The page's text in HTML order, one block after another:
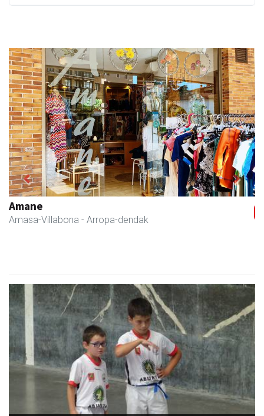
Fleming Herri Eskola
Amasa-Villabona - Hezkuntza
Previous Next